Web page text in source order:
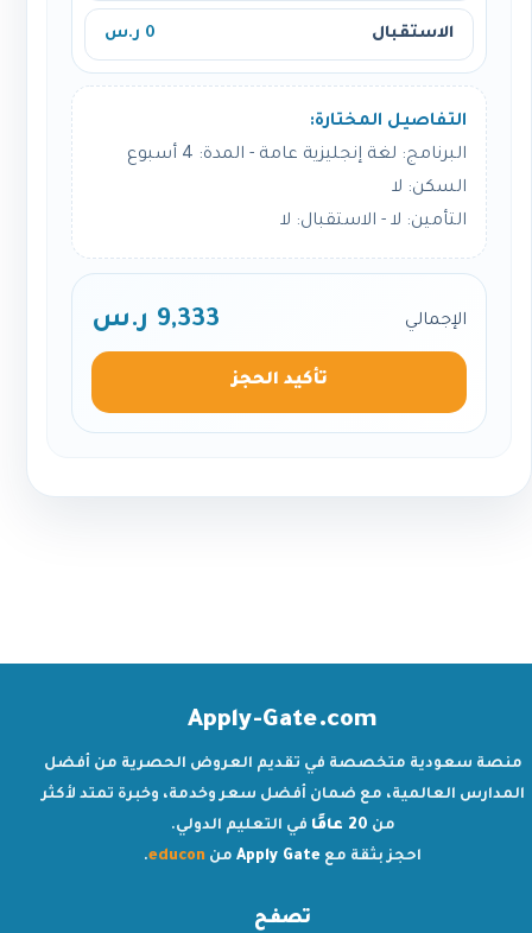
الاستقبال 0 ر.س
التفاصيل المختارة:
البرنامج: لغة إنجليزية عامة - المدة: 4 أسبوع
السكن: لا
التأمين: لا - الاستقبال: لا
الإجمالي 9,333 ر.س
تأكيد الحجز
Apply-Gate.com
منصة سعودية متخصصة في تقديم العروض الحصرية من أفضل
المدارس العالمية، مع ضمان أفضل سعر وخدمة، وخبرة تمتد لأكثر
من 20 عامًا
في التعليم الدولي.
احجز بثقة مع Apply Gate من educon
.
تصفح